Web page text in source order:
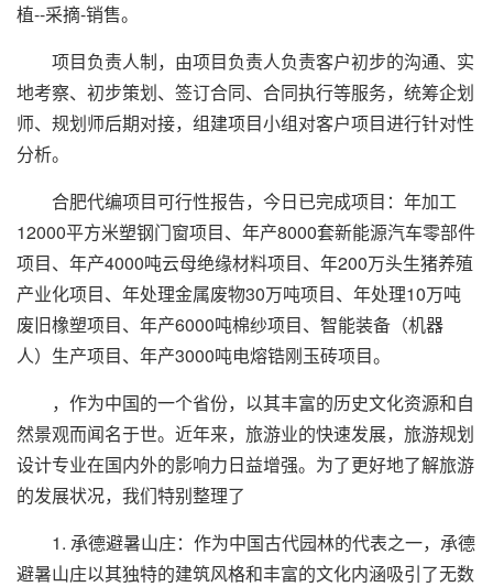
植--采摘-销售。
项目负责人制，由项目负责人负责客户初步的沟通、实
地考察、初步策划、签订合同、合同执行等服务，统筹企划
师、规划师后期对接，组建项目小组对客户项目进行针对性
分析。
合肥代编项目可行性报告，今日已完成项目：年加工
12000平方米塑钢门窗项目、年产8000套新能源汽车零部件
项目、年产4000吨云母绝缘材料项目、年200万头生猪养殖
产业化项目、年处理金属废物30万吨项目、年处理10万吨
废旧橡塑项目、年产6000吨棉纱项目、智能装备（机器
人）生产项目、年产3000吨电熔锆刚玉砖项目。
，作为中国的一个省份，以其丰富的历史文化资源和自
然景观而闻名于世。近年来，旅游业的快速发展，旅游规划
设计专业在国内外的影响力日益增强。为了更好地了解旅游
的发展状况，我们特别整理了
1. 承德避暑山庄：作为中国古代园林的代表之一，承德
避暑山庄以其独特的建筑风格和丰富的文化内涵吸引了无数